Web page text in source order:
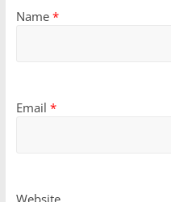
Name *
Email *